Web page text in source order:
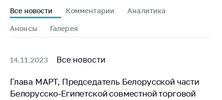
Антикоррупционная
деятельность
совет
Соискателям
Награждения
Все новости Комментарии Аналитика
Анонсы Галерея
14.11.2023 Все новости
Глава МАРТ, Председатель Белорусской части
Белорусско-Египетской совместной торговой